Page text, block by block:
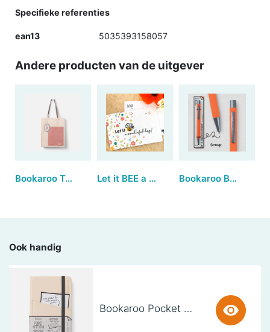
Specifieke referenties
ean13 5035393158057
Andere producten van de uitgever
Bookaroo Tote Bag - Blush & Charcoal Let it BEE a wonderful day! Bookaroo Ballpoint Pen - Orange (set van 3)
Ook handig
Bookaroo Pocket Notebook (A6) - CREAM